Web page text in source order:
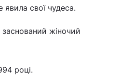
свої чудеса.
жіночий
році.